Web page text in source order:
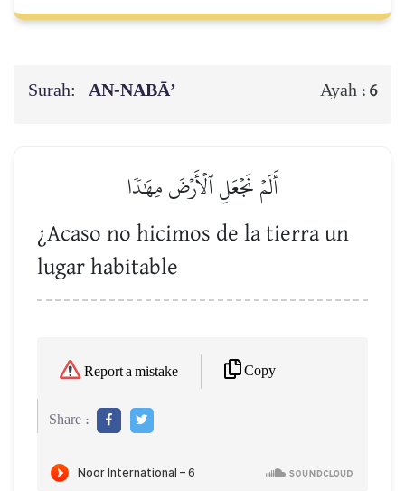
Surah: AN-NABĀ’ Ayah : 6
أَلَمۡ نَجۡعَلِ ٱلۡأَرۡضَ مِهَٰدٗا
¿Acaso no hicimos de la tierra un
lugar habitable
Report a mistake Copy
Share :